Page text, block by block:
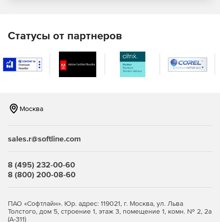
JaCarta WebPass предсталяет собой USB-токен с «OTP
на борту» для двухфакторной аутентификации
пользователей при доступе к защищенным
информационным ресурсам с использованием
JaCarta U2F – строгая двухфакторная аутентификация
Статусы от партнеров
Москва
sales.r@softline.com
8 (495) 232-00-60
8 (800) 200-08-60
ПАО «Софтлайн». Юр. адрес: 119021, г. Москва, ул. Льва
Толстого, дом 5, строение 1, этаж 3, помещение 1, комн. № 2, 2а
(А-311)